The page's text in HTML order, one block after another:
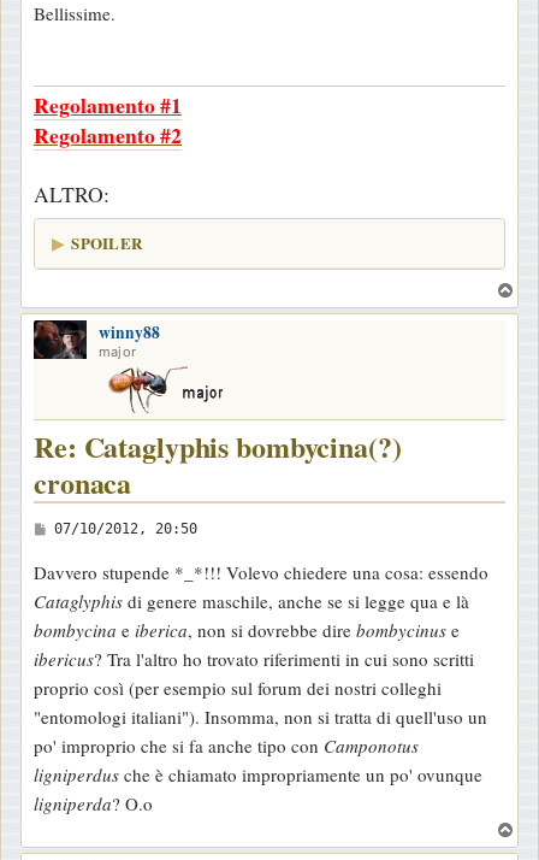
s
a
g
g
o
Bellissime.
Regolamento #1
Regolamento #2
ALTRO:
SPOILER
o
winny88
major
Re: Cataglyphis bombycina(?)
cronaca
M
s
s
a
g
g
i
o
07/10/2012, 20:50
Davvero stupende *_*!!! Volevo chiedere una cosa: essendo
Cataglyphis di genere maschile, anche se si legge qua e là
bombycina e iberica, non si dovrebbe dire bombycinus e
ibericus? Tra l'altro ho trovato riferimenti in cui sono scritti
proprio così (per esempio sul forum dei nostri colleghi
"entomologi italiani"). Insomma, non si tratta di quell'uso un
po' improprio che si fa anche tipo con Camponotus
ligniperdus che è chiamato impropriamente un po' ovunque
ligniperda? O.o
o